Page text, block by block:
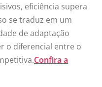
eficiência supera
se traduz em um
de adaptação
o diferencial entre o
Confira a